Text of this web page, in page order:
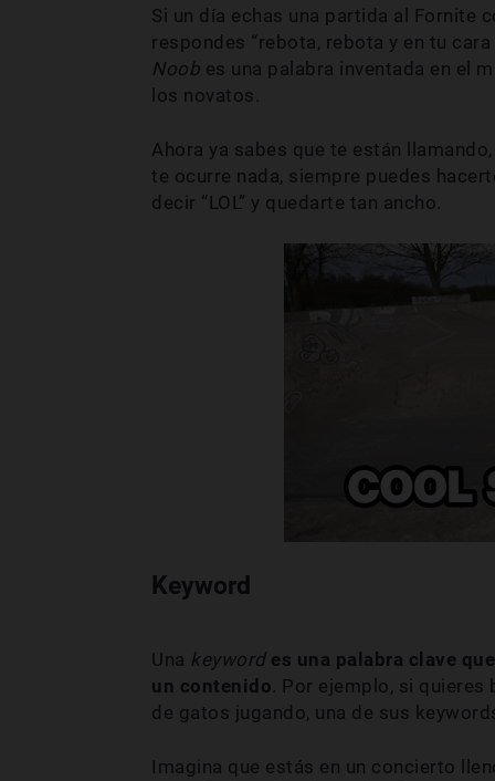
Si un día echas una partida al Fornite
respondes “rebota, rebota y en tu
Noob es una palabra inventada en el
los novatos.
Ahora ya sabes que te están
te ocurre nada, siempre puedes
decir “LOL” y quedarte tan ancho.
Keyword
Una keyword es una palabra clave
un contenido. Por ejemplo, si
de gatos jugando, una de sus
Imagina que estás en un concierto